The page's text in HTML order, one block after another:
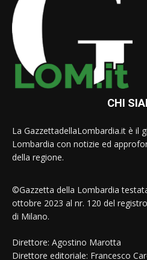
CHI
La GazzettadellaLombardia.it è il
Lombardia con notizie ed
della regione.
©Gazzetta della Lombardia
ottobre 2023 al nr. 120 del
di Milano.
Direttore: Agostino Marotta
Direttore editoriale: Francesco